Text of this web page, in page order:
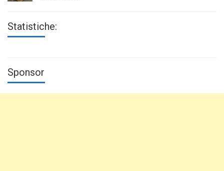
Statistiche:
Sponsor